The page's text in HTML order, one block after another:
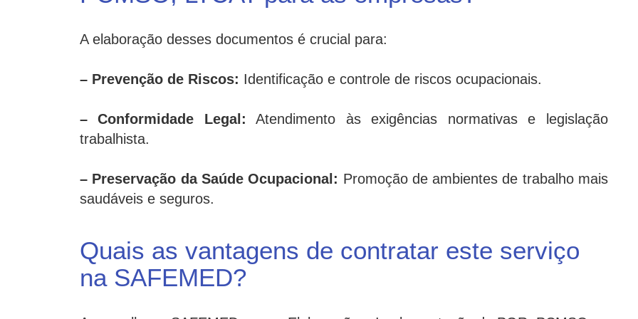
A elaboração desses documentos é crucial para:
– Prevenção de Riscos: Identificação e controle de riscos ocupacionais.
– Conformidade Legal: Atendimento às exigências normativas e legislação
trabalhista.
– Preservação da Saúde Ocupacional: Promoção de ambientes de trabalho mais
saudáveis e seguros.
Quais as vantagens de contratar este serviço
na SAFEMED?